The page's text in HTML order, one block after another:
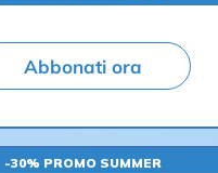
Abbonati ora
-30% PROMO SUMMER